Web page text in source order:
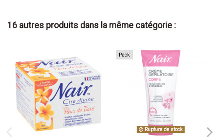
16 autres produits dans la même catégorie :
Pack
Rupture de stock